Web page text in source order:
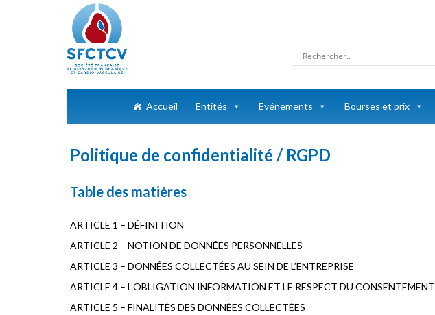
Accueil Entités Evénements Bourses et prix
Politique de confidentialité / RGPD
Table des matières
ARTICLE 1 – DÉFINITION
ARTICLE 2 – NOTION DE DONNÉES PERSONNELLES
ARTICLE 3 – DONNÉES COLLECTÉES AU SEIN DE L’ENTREPRISE
ARTICLE 4 – L’OBLIGATION INFORMATION ET LE RESPECT DU CONSENTEMENT
ARTICLE 5 – FINALITÉS DES DONNÉES COLLECTÉES